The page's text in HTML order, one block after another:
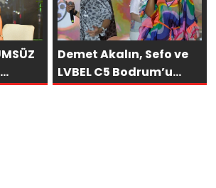
Demet Akalın, Sefo ve
LVBEL C5 Bodrum’u
Salladı